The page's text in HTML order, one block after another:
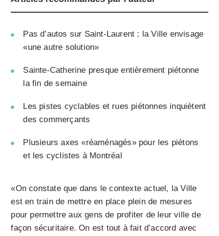
Pas d’autos sur Saint-Laurent : la Ville envisage
«une autre solution»
Sainte-Catherine presque entièrement piétonne
la fin de semaine
Les pistes cyclables et rues piétonnes inquiètent
des commerçants
Plusieurs axes «réaménagés» pour les piétons
et les cyclistes à Montréal
«On constate que dans le contexte actuel, la Ville
est en train de mettre en place plein de mesures
pour permettre aux gens de profiter de leur ville de
façon sécuritaire. On est tout à fait d’accord avec